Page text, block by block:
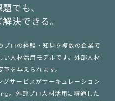
でも、
決できる。
プロの経験・知見を複数の企業で
い人材活用モデルです。外部人材
を与えられます。
サービスがサーキュレーション
外部プロ人材活用に精通した